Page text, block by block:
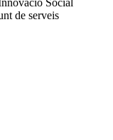
Social
de serveis